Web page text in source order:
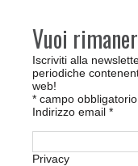
Vuoi
Iscriviti alla
periodiche
web!
* campo obbligatorio
Indirizzo email *
Privacy